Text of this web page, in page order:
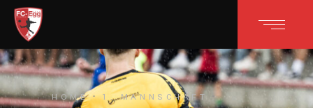
HOME
1. MANNSCHAFT